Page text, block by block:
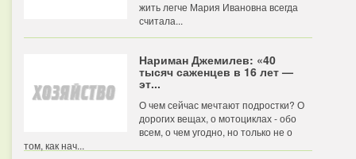
жить легче Мария Ивановна всегда
считала...
Нариман Джемилев: «40
тысяч саженцев в 16 лет —
эт...
О чем сейчас мечтают подростки? О
дорогих вещах, о мотоциклах - обо
всем, о чем угодно, но только не о
том, как нач...